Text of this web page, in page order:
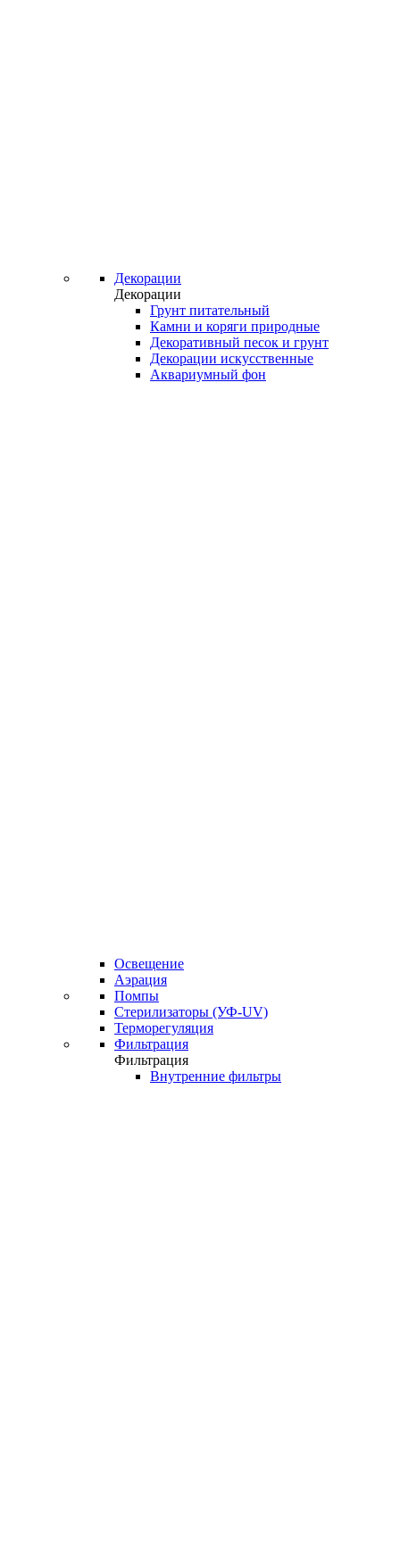
Декорации
Декорации
Грунт питательный
Камни и коряги природные
Декоративный песок и грунт
Декорации искусственные
Аквариумный фон
Освещение
Аэрация
Помпы
Стерилизаторы (УФ-UV)
Терморегуляция
Фильтрация
Фильтрация
Внутренние фильтры